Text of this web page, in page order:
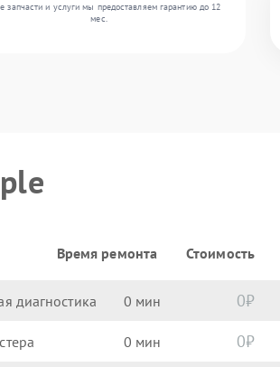
запчасти и услуги мы предоставляем гарантию до 12
мес.
Время ремонта Стоимость
диагностика 0 0
0 0